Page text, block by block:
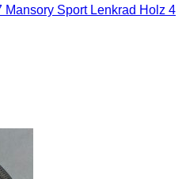
Mansory Sport Lenkrad Holz 4